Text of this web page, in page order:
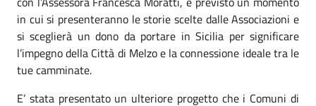
in cui si presenteranno le storie scelte dalle Associazioni e
si sceglierà un dono da portare in Sicilia per significare
l’impegno della Città di Melzo e la connessione ideale tra le
tue camminate.
E’ stata presentato un ulteriore progetto che i Comuni di